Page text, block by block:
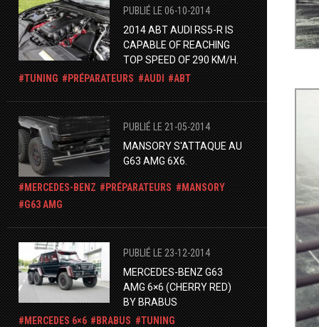
PUBLIÉ LE 06-10-2014
2014 ABT AUDI RS5-R IS
CAPABLE OF REACHING
TOP SPEED OF 290 KM/H.
TUNING
PRÉPARATEURS AUDI ABT
PUBLIÉ LE 21-05-2014
MANSORY S'ATTAQUE AU
G63 AMG 6X6.
MERCEDES-BENZ PRÉPARATEURS
MANSORY
G63 AMG
PUBLIÉ LE 23-12-2014
MERCEDES-BENZ G63
AMG 6×6 (CHERRY RED)
BY BRABUS
MERCEDES 6×6
BRABUS TUNING